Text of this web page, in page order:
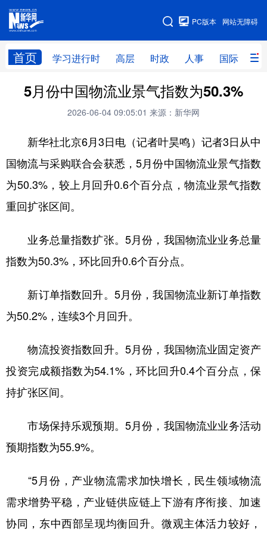
网站无障碍
PC版本
首页 学习进行时 高层 时政 人事 国际 财
网站地图
学习进行时 高层 时政 人事
财经 网评
台湾 思客智库 全球连线 教育
科技 科创 量子 体育
文化 书画 健康 军事
访谈
法律 中央文件 金融 汽车
食品 人居 信息化
学术中国 乡村振兴 银龄 溯源中国
城市 旅游
公益 一带一路 亚太网 上市公司
文化产业
地方频道
辽宁 吉林 上海 江苏
5月份中国物流业景气指数为50.3%
2026-06-04 09:05:01 来源：新华网
新华社北京6月3日电（记者叶昊鸣）记者3日从中
国物流与采购联合会获悉，5月份中国物流业景气指数
为50.3%，较上月回升0.6个百分点，物流业景气指数
重回扩张区间。
业务总量指数扩张。5月份，我国物流业业务总量
指数为50.3%，环比回升0.6个百分点。
新订单指数回升。5月份，我国物流业新订单指数
为50.2%，连续3个月回升。
物流投资指数回升。5月份，我国物流业固定资产
投资完成额指数为54.1%，环比回升0.4个百分点，保
持扩张区间。
市场保持乐观预期。5月份，我国物流业业务活动
预期指数为55.9%。
“5月份，产业物流需求加快增长，民生领域物流
需求增势平稳，产业链供应链上下游有序衔接、加速
协同，东中西部呈现均衡回升。微观主体活力较好，